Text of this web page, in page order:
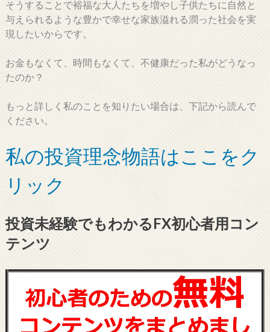
そうすることで裕福な大人たちを増やし子供たちに自然と
与えられるような豊かで幸せな家族溢れる潤った社会を実
現したいからです。
お金もなくて、時間もなくて、不健康だった私がどうなっ
たのか？
もっと詳しく私のことを知りたい場合は、下記から読んで
ください。
私の投資理念物語はここをク
リック
投資未経験でもわかるFX初心者用コン
テンツ